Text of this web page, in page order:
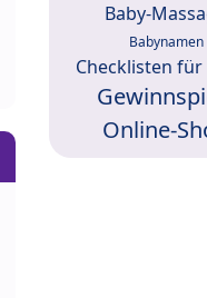
Baby-
Babynamen
Checklisten für
Online-